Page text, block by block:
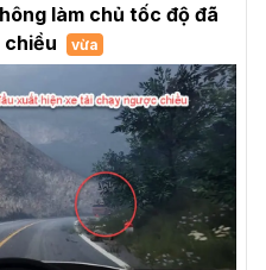
làm chủ tốc độ đã
chiều
vừa